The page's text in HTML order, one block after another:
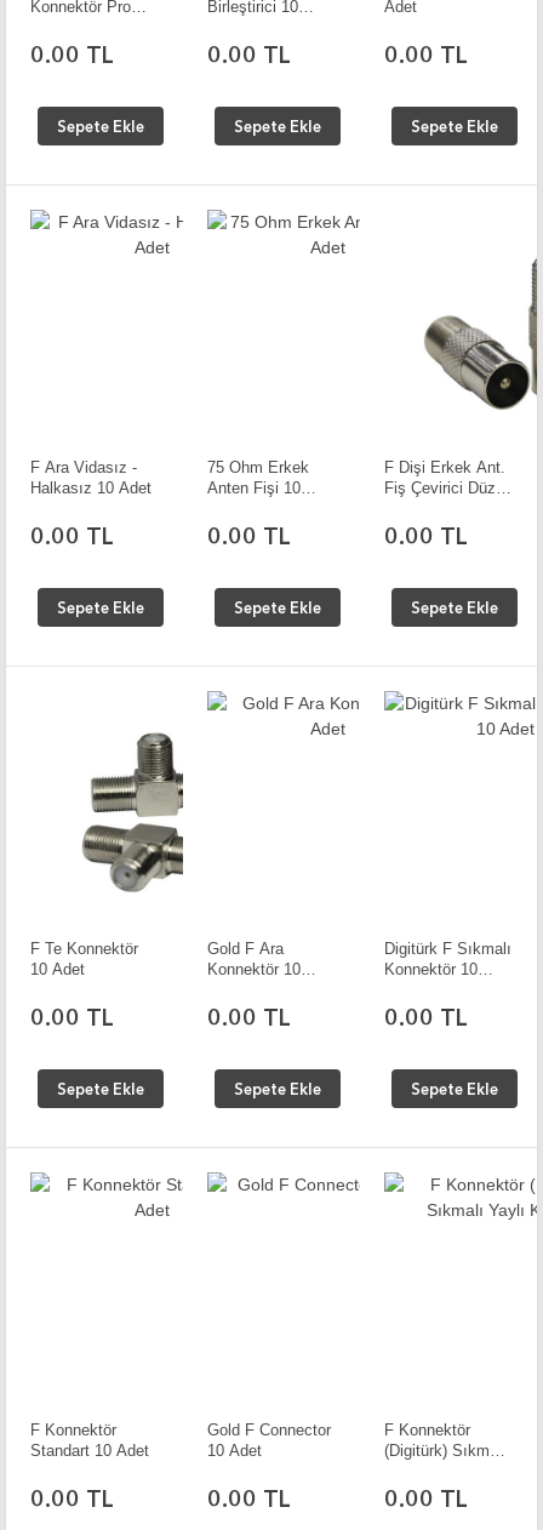
Konnektör Pro
0.00 TL
Sepete Ekle
Birleştirici 10
0.00 TL
Sepete Ekle
Adet
0.00 TL
Sepete Ekle
F Ara Vidasız -
Halkasız 10 Adet
0.00 TL
Sepete Ekle
75 Ohm Erkek
Anten Fişi 10
0.00 TL
Sepete Ekle
F Dişi Erkek Ant.
Fiş Çevirici Düz
0.00 TL
Sepete Ekle
F Te Konnektör
10 Adet
0.00 TL
Sepete Ekle
Gold F Ara
Konnektör 10
0.00 TL
Sepete Ekle
Digitürk F Sıkmalı
Konnektör 10
0.00 TL
Sepete Ekle
F Konnektör
Standart 10 Adet
0.00 TL
Gold F Connector
10 Adet
0.00 TL
F Konnektör
(Digitürk) Sıkmalı
0.00 TL